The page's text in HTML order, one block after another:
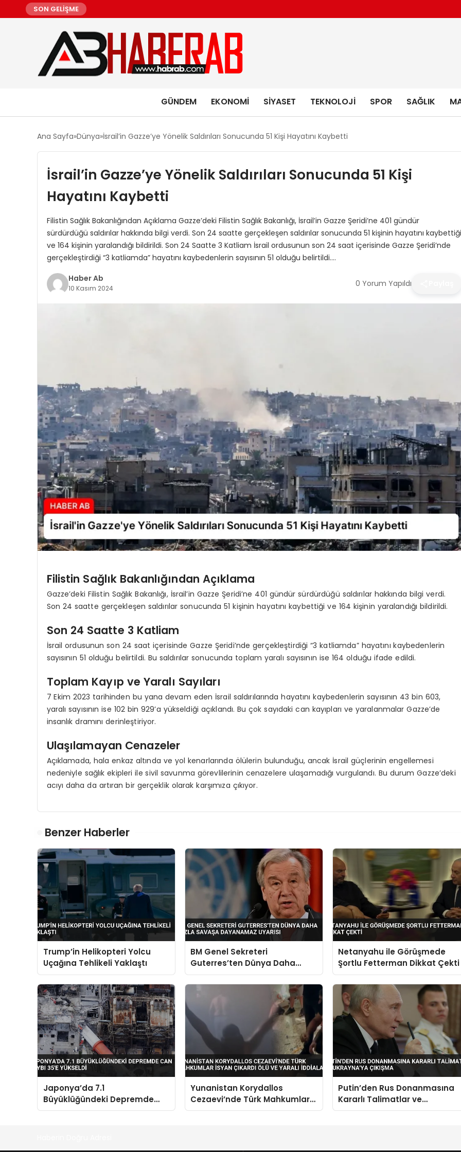
SON GELİŞME
GÜNDEM EKONOMI SIYASET TEKNOLOJI SPOR SAĞLIK
Ana Sayfa Dünya İsrail’in Gazze’ye Yönelik Saldırıları Sonucunda 51 Kişi Hayatını Kaybetti
İsrail’in Gazze’ye Yönelik Saldırıları Sonucunda 51 Kişi
Hayatını Kaybetti
Filistin Sağlık Bakanlığından Açıklama Gazze’deki Filistin Sağlık Bakanlığı, İsrail’in Gazze Şeridi’ne 401 gündür
sürdürdüğü saldırılar hakkında bilgi verdi. Son 24 saatte gerçekleşen saldırılar sonucunda 51 kişinin hayatını kaybettiği
ve 164 kişinin yaralandığı bildirildi. Son 24 Saatte 3 Katliam İsrail ordusunun son 24 saat içerisinde Gazze Şeridi’nde
gerçekleştirdiği “3 katliamda” hayatını kaybedenlerin sayısının 51 olduğu belirtildi….
Haber Ab
10 Kasım 2024 0 Yorum Yapıldı
Filistin Sağlık Bakanlığından Açıklama
Gazze’deki Filistin Sağlık Bakanlığı, İsrail’in Gazze Şeridi’ne 401 gündür sürdürdüğü saldırılar hakkında bilgi verdi.
Son 24 saatte gerçekleşen saldırılar sonucunda 51 kişinin hayatını kaybettiği ve 164 kişinin yaralandığı bildirildi.
Son 24 Saatte 3 Katliam
İsrail ordusunun son 24 saat içerisinde Gazze Şeridi’nde gerçekleştirdiği “3 katliamda” hayatını kaybedenlerin
sayısının 51 olduğu belirtildi. Bu saldırılar sonucunda toplam yaralı sayısının ise 164 olduğu ifade edildi.
Toplam Kayıp ve Yaralı Sayıları
7 Ekim 2023 tarihinden bu yana devam eden İsrail saldırılarında hayatını kaybedenlerin sayısının 43 bin 603,
yaralı sayısının ise 102 bin 929’a yükseldiği açıklandı. Bu çok sayıdaki can kayıpları ve yaralanmalar Gazze’de
insanlık dramını derinleştiriyor.
Ulaşılamayan Cenazeler
Açıklamada, hala enkaz altında ve yol kenarlarında ölülerin bulunduğu, ancak İsrail güçlerinin engellemesi
nedeniyle sağlık ekipleri ile sivil savunma görevlilerinin cenazelere ulaşamadığı vurgulandı. Bu durum Gazze’deki
acıyı daha da artıran bir gerçeklik olarak karşımıza çıkıyor.
Benzer Haberler
Trump’in Helikopteri Yolcu
Uçağına Tehlikeli Yaklaştı
BM Genel Sekreteri
Guterres’ten Dünya Daha
Fazla Savaşa Dayanamaz
Uyarısı
Netanyahu ile Görüşmede
Şortlu Fetterman Dikkat Çekti
Japonya’da 7.1
Büyüklüğündeki Depremde
Can Kaybı 35’e Yükseldi
Yunanistan Korydallos
Cezaevi’nde Türk Mahkumlar
İsyan Çıkardı Ölü ve Yaralı
Putin’den Rus Donanmasına
Kararlı Talimatlar ve
Ukrayna’ya Çıkışma